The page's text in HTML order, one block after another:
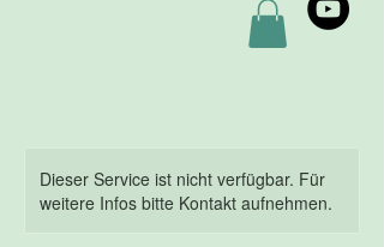
Dieser Service ist nicht verfügbar. Für
weitere Infos bitte Kontakt aufnehmen.